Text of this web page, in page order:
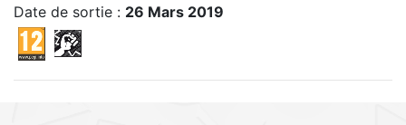
Date de sortie : 26 Mars 2019